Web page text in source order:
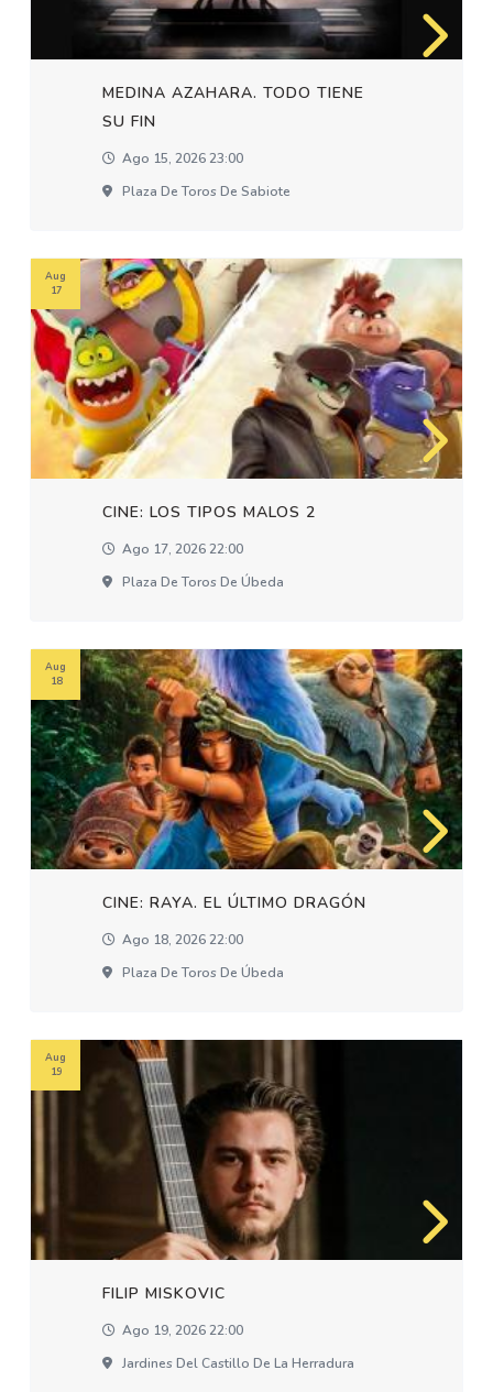
MEDINA AZAHARA. TODO TIENE
SU FIN
Ago 15, 2026 23:00
Plaza De Toros De Sabiote
CINE: LOS TIPOS MALOS 2
Ago 17, 2026 22:00
Plaza De Toros De Úbeda
Aug
17
CINE: RAYA. EL ÚLTIMO DRAGÓN
Ago 18, 2026 22:00
Plaza De Toros De Úbeda
Aug
18
FILIP MISKOVIC
Ago 19, 2026 22:00
Jardines Del Castillo De La Herradura
Aug
19